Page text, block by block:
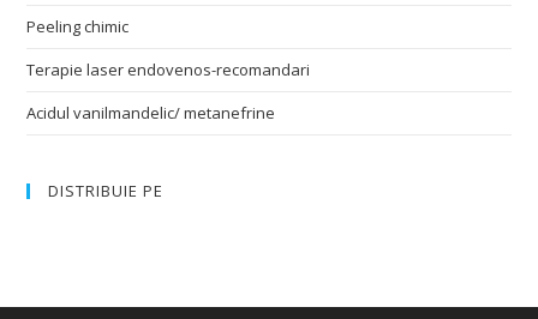
Peeling chimic
Terapie laser endovenos-recomandari
Acidul vanilmandelic/ metanefrine
DISTRIBUIE PE